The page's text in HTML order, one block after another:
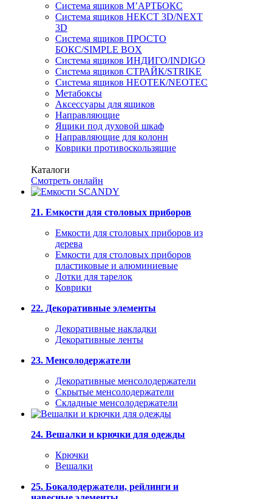
Система ящиков М’АРТБОКС
Система ящиков НЕКСТ 3D/NEXT
3D
Система ящиков ПРОСТО
БОКС/SIMPLE BOX
Система ящиков ИНДИГО/INDIGO
Система ящиков СТРАЙК/STRIKE
Система ящиков НЕОТЕК/NEOTEC
Метабоксы
Аксессуары для ящиков
Направляющие
Ящики под духовой шкаф
Направляющие для колонн
Коврики противоскользящие
Каталоги
Смотреть онлайн
21. Емкости для столовых приборов
Емкости для столовых приборов из
дерева
Емкости для столовых приборов
пластиковые и алюминиевые
Лотки для тарелок
Коврики
22. Декоративные элементы
Декоративные накладки
Декоративные ленты
23. Менсолодержатели
Декоративные менсолодержатели
Скрытые менсолодержатели
Складные менсолодержатели
24. Вешалки и крючки для одежды
Крючки
Вешалки
25. Бокалодержатели, рейлинги и